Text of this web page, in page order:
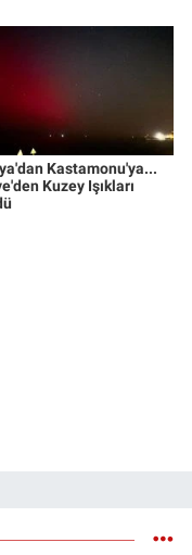
Kastamonu'ya...
Kuzey Işıkları